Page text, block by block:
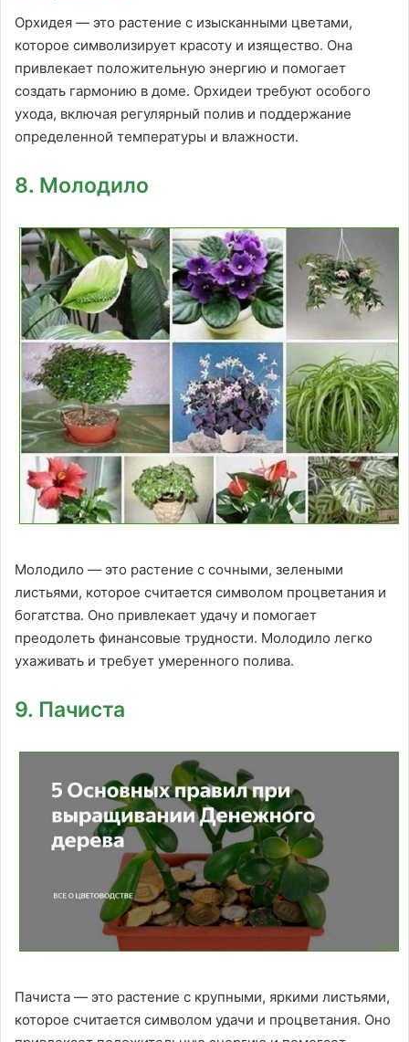
Орхидея — это растение с изысканными цветами,
которое символизирует красоту и изящество. Она
привлекает положительную энергию и помогает
создать гармонию в доме. Орхидеи требуют особого
ухода, включая регулярный полив и поддержание
определенной температуры и влажности.
8. Молодило
Молодило — это растение с сочными, зелеными
листьями, которое считается символом процветания и
богатства. Оно привлекает удачу и помогает
преодолеть финансовые трудности. Молодило легко
ухаживать и требует умеренного полива.
9. Пачиста
Пачиста — это растение с крупными, яркими листьями,
которое считается символом удачи и процветания. Оно